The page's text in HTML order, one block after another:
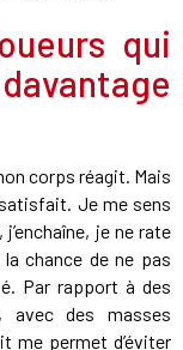
qui
corps réagit. Mais
Je me sens
je ne rate
chance de ne pas
Par rapport à des
avec des masses
me permet d’éviter